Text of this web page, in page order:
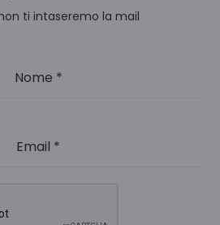
ti intaseremo la mail
Nome *
Email *